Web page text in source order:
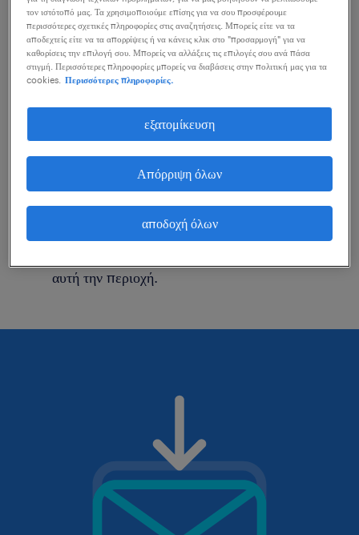
ενέργειες που μπορείς να κάνεις για να σε
βοηθήσουν.
έλεγξε την ορθογραφία τους.
φίλτρα των ειδικοτήτων.
Αναζήτησες θέσεις εργασίας για μια
συγκεκριμένη περιοχή; Προσπάθησε να
αυτή την περιοχή.
τον ιστότοπό μας. Τα χρησιμοποιούμε επίσης για να σου προσφέρουμε
περισσότερες σχετικές πληροφορίες στις αναζητήσεις. Μπορείς είτε να τα
αποδεχτείς είτε να τα απορρίψεις ή να κάνεις κλικ στο "προσαρμογή" για να
καθορίσεις την επιλογή σου. Μπορείς να αλλάξεις τις επιλογές σου ανά πάσα
στιγμή. Περισσότερες πληροφορίες μπορείς να διαβάσεις στην πολιτική μας για τα
cookies.
Περισσότερες πληροφορίες.
εξατομίκευση
Απόρριψη όλων
αποδοχή όλων